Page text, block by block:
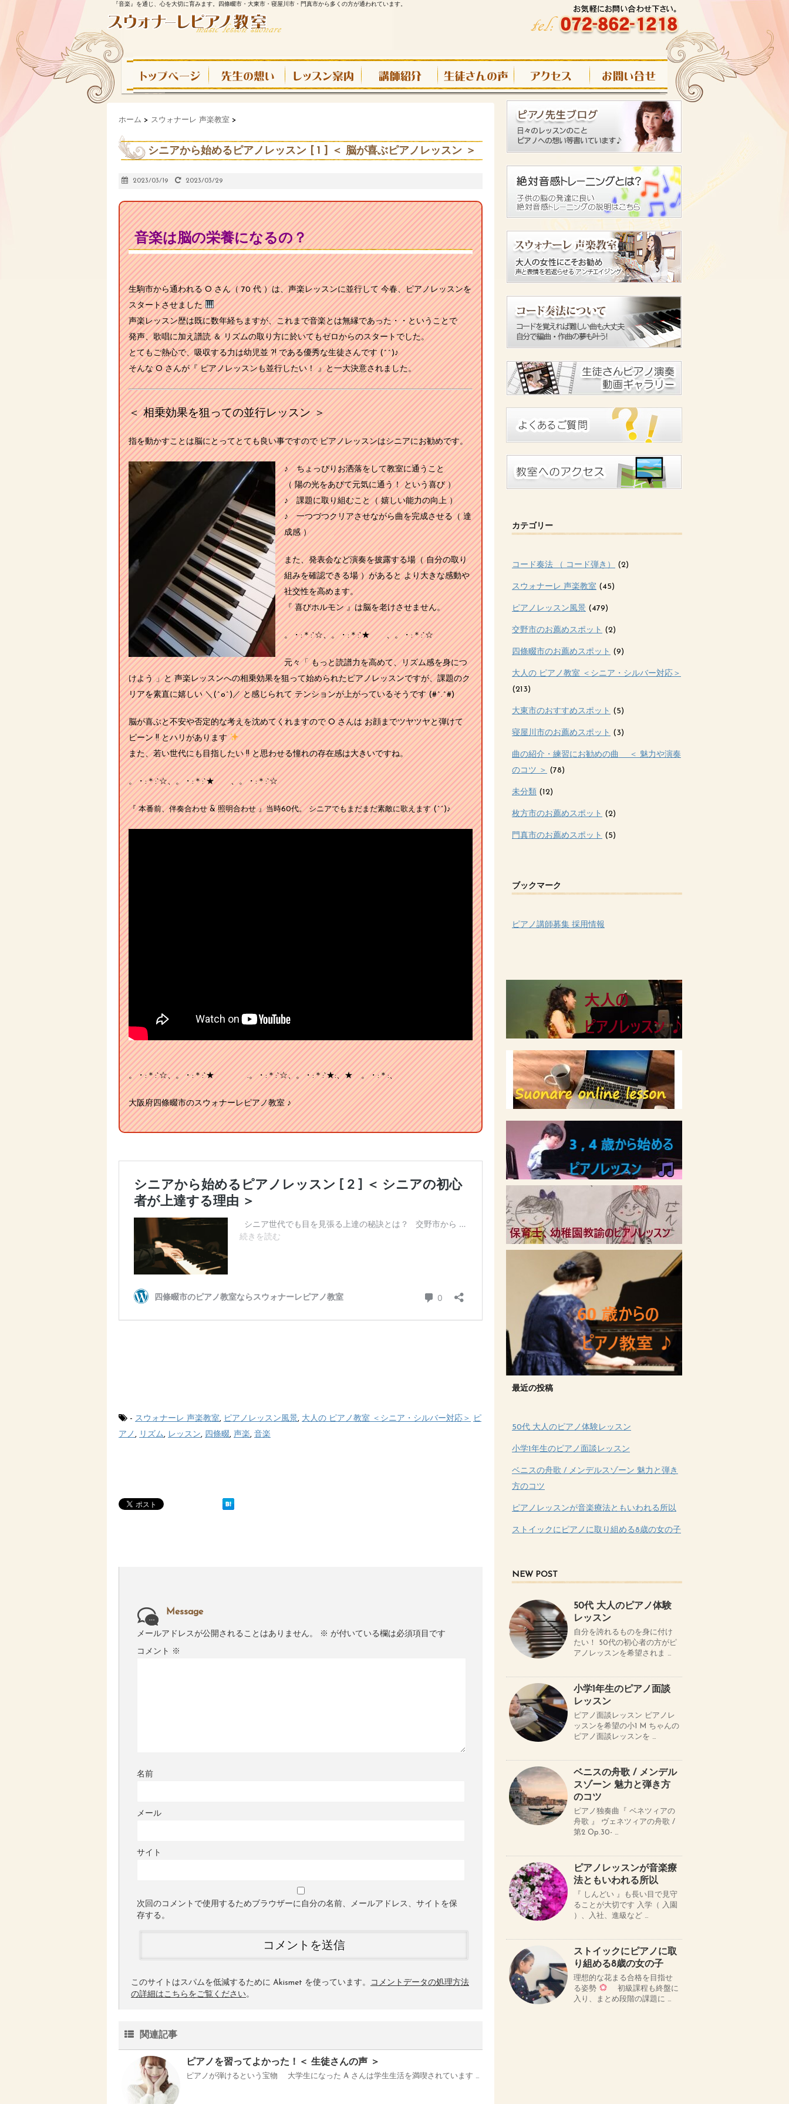
『音楽』を通じ、心を大切に育みます。四條畷市・大東市・寝屋川市・門真市から多くの方が通われています。
ホーム > スウォナーレ 声楽教室 >
シニアから始めるピアノレッスン [ 1 ] ＜ 脳が喜ぶピアノレッスン ＞
2023/03/19 2023/03/29
音楽は脳の栄養になるの？
生駒市から通われる O さん（ 70 代 ）は、声楽レッスンに並行して 今春、ピアノレッスンを
スタートさせました
声楽レッスン歴は既に数年経ちますが、これまで音楽とは無縁であった・・ということで
発声、歌唱に加え譜読 ＆ リズムの取り方に於いてもゼロからのスタートでした。
とてもご熱心で、吸収する力は幼児並 ?! である優秀な生徒さんです (^^)♪
そんな O さんが『 ピアノレッスンも並行したい！ 』と一大決意されました。
＜ 相乗効果を狙っての並行レッスン ＞
指を動かすことは脳にとってとても良い事ですので ピアノレッスンはシニアにお勧めです。
♪ ちょっぴりお洒落をして教室に通うこと
（ 陽の光をあびて元気に通う！ という喜び ）
♪ 課題に取り組むこと（ 嬉しい能力の向上 ）
♪ 一つづつクリアさせながら曲を完成させる（ 達
成感 ）
また、発表会など演奏を披露する場（ 自分の取り
組みを確認できる場 ）があると より大きな感動や
社交性を高めます。
『 喜びホルモン 』は脳を老けさせません。
。・:＊:`☆、。・:＊:`★ 、。・:＊:`☆
元々「 もっと読譜力を高めて、リズム感を身につ
けよう 」と 声楽レッスンへの相乗効果を狙って始められたピアノレッスンですが、課題のク
リアを素直に嬉しい ＼(^o^)／ と感じられて テンションが上がっているそうです (#^.^#)
脳が喜ぶと不安や否定的な考えを沈めてくれますので O さんは お顔までツヤツヤと弾けて
ピーン !! とハリがあります
また、若い世代にも目指したい !! と思わせる憧れの存在感は大きいですね。
。・:＊:`☆、。・:＊:`★ 、。・:＊:`☆
『 本番前、伴奏合わせ & 照明合わせ 』当時60代。 シニアでもまだまだ素敵に歌えます (^^)♪
。・:＊:`☆、。・:＊:`★ .。・:＊:`☆、。・:＊:`★:、★ 。・:＊:、
大阪府四條畷市のスウォナーレピアノ教室 ♪
- スウォナーレ 声楽教室, ピアノレッスン風景, 大人の ピアノ教室 ＜シニア・シルバー対応＞ ピ
アノ , リズム, レッスン, 四條畷, 声楽, 音楽
Message
メールアドレスが公開されることはありません。 ※ が付いている欄は必須項目です
コメント ※
名前
メール
サイト
次回のコメントで使用するためブラウザーに自分の名前、メールアドレス、サイトを保
存する。
このサイトはスパムを低減するために Akismet を使っています。
コメントデータの処理方法
の詳細はこちらをご覧ください。
関連記事
ピアノを習ってよかった！＜ 生徒さんの声 ＞
ピアノが弾けるという宝物 大学生になった A さんは学生生活を満喫されています …
カテゴリー
コード奏法 （ コード弾き） (2)
スウォナーレ 声楽教室 (45)
ピアノレッスン風景 (479)
交野市のお薦めスポット (2)
四條畷市のお薦めスポット (9)
大人の ピアノ教室 ＜シニア・シルバー対応＞
(213)
大東市のおすすめスポット (5)
寝屋川市のお薦めスポット (3)
曲の紹介・練習にお勧めの曲 ＜ 魅力や演奏
のコツ ＞ (78)
未分類 (12)
枚方市のお薦めスポット (2)
門真市のお薦めスポット (5)
ブックマーク
ピアノ講師募集 採用情報
最近の投稿
50代 大人のピアノ体験レッスン
小学1年生のピアノ面談レッスン
ベニスの舟歌 / メンデルスゾーン 魅力と弾き
方のコツ
ピアノレッスンが音楽療法ともいわれる所以
ストイックにピアノに取り組める8歳の女の子
NEW POST
50代 大人のピアノ体験
レッスン
自分を誇れるものを身に付け
たい！ 50代の初心者の方がピ
アノレッスンを希望されま …
小学1年生のピアノ面談
レッスン
ピアノ面談レッスン ピアノレ
ッスンを希望の小1 M ちゃんの
ピアノ面談レッスンを …
ベニスの舟歌 / メンデル
スゾーン 魅力と弾き方
のコツ
ピアノ独奏曲『 ベネツィアの
舟歌 』 ヴェネツィアの舟歌 /
第2 Op.30- …
ピアノレッスンが音楽療
法ともいわれる所以
『 しんどい 』も長い目で見守
ることが大切です 入学（ 入園
）、入社、進級など …
ストイックにピアノに取
り組める8歳の女の子
理想的な花まる合格を目指せ
る姿勢
初級課程も終盤に
入り、まとめ段階の課題に …